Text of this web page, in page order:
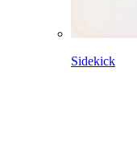
Sidekick